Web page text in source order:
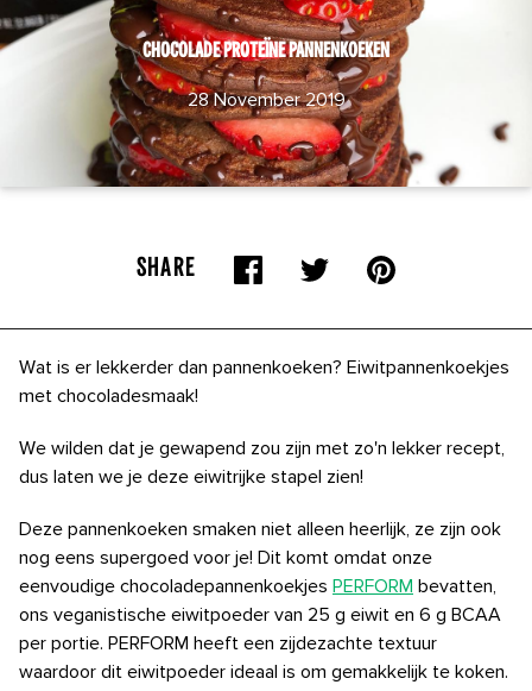
CHOCOLADE PROTEÏNE PANNENKOEKEN
28 November 2019
SHARE
Wat is er lekkerder dan pannenkoeken? Eiwitpannenkoekjes
met chocoladesmaak!
We wilden dat je gewapend zou zijn met zo'n lekker recept,
dus laten we je deze eiwitrijke stapel zien!
Deze pannenkoeken smaken niet alleen heerlijk, ze zijn ook
nog eens supergoed voor je! Dit komt omdat onze
eenvoudige chocoladepannenkoekjes PERFORM bevatten,
ons veganistische eiwitpoeder van 25 g eiwit en 6 g BCAA
per portie. PERFORM heeft een zijdezachte textuur
waardoor dit eiwitpoeder ideaal is om gemakkelijk te koken.